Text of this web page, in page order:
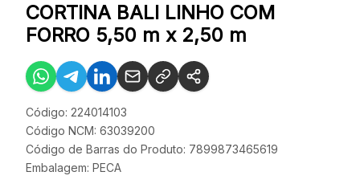
CORTINA BALI LINHO COM
FORRO 5,50 m x 2,50 m
Código: 224014103
Código NCM: 63039200
Código de Barras do Produto: 7899873465619
Embalagem: PECA